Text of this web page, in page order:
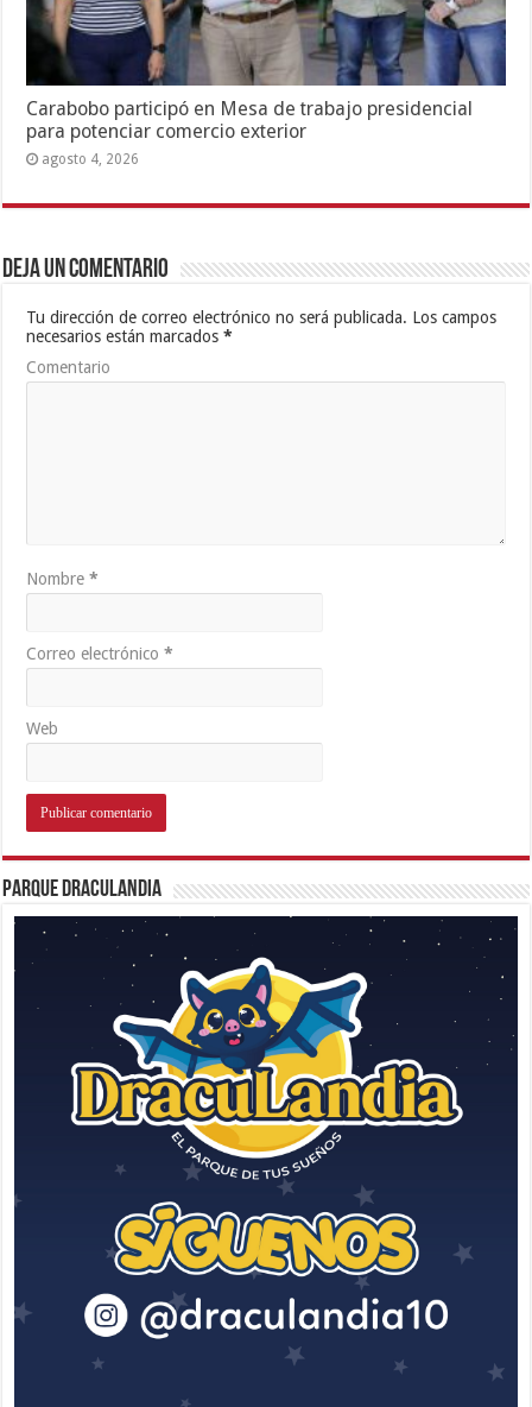
Carabobo participó en Mesa de trabajo presidencial
para potenciar comercio exterior
agosto 4, 2026
Deja un comentario
Tu dirección de correo electrónico no será publicada. Los campos
necesarios están marcados*
Comentario
Nombre*
Correo electrónico*
Web
Parque Draculandia